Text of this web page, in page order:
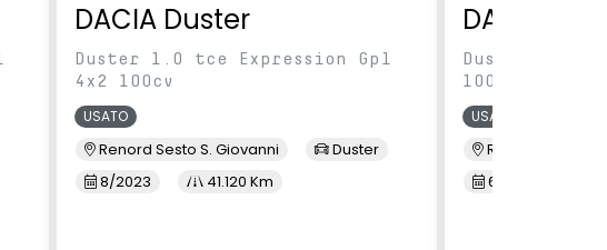
DACIA Duster
Duster 1.0 tce Expression Gpl
4x2 100cv
USATO
Renord Sesto S. Giovanni
Duster
8/2023
41.120 Km
DACIA
Duster 1.0
100cv
USATO
Renord Monza
6/2023